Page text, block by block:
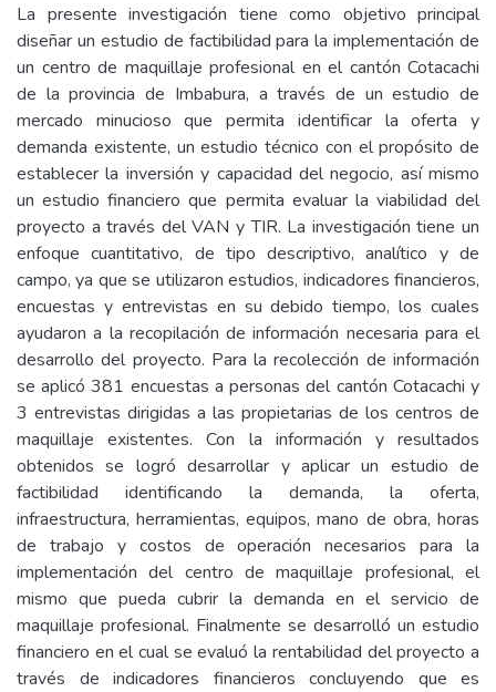
La presente investigación tiene como objetivo principal
diseñar un estudio de factibilidad para la implementación de
un centro de maquillaje profesional en el cantón Cotacachi
de la provincia de Imbabura, a través de un estudio de
mercado minucioso que permita identificar la oferta y
demanda existente, un estudio técnico con el propósito de
establecer la inversión y capacidad del negocio, así mismo
un estudio financiero que permita evaluar la viabilidad del
proyecto a través del VAN y TIR. La investigación tiene un
enfoque cuantitativo, de tipo descriptivo, analítico y de
campo, ya que se utilizaron estudios, indicadores financieros,
encuestas y entrevistas en su debido tiempo, los cuales
ayudaron a la recopilación de información necesaria para el
desarrollo del proyecto. Para la recolección de información
se aplicó 381 encuestas a personas del cantón Cotacachi y
3 entrevistas dirigidas a las propietarias de los centros de
maquillaje existentes. Con la información y resultados
obtenidos se logró desarrollar y aplicar un estudio de
factibilidad identificando la demanda, la oferta,
infraestructura, herramientas, equipos, mano de obra, horas
de trabajo y costos de operación necesarios para la
implementación del centro de maquillaje profesional, el
mismo que pueda cubrir la demanda en el servicio de
maquillaje profesional. Finalmente se desarrolló un estudio
financiero en el cual se evaluó la rentabilidad del proyecto a
través de indicadores financieros concluyendo que es